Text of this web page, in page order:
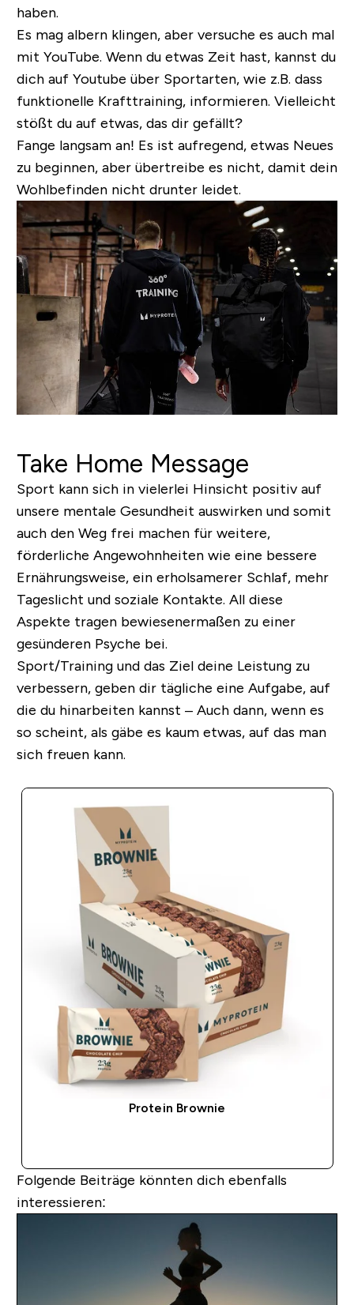
haben.
Es mag albern klingen, aber versuche es auch mal
mit YouTube. Wenn du etwas Zeit hast, kannst du
dich auf Youtube über Sportarten, wie z.B. dass
funktionelle Krafttraining, informieren. Vielleicht
stößt du auf etwas, das dir gefällt?
Fange langsam an! Es ist aufregend, etwas Neues
zu beginnen, aber übertreibe es nicht, damit dein
Wohlbefinden nicht drunter leidet.
Take Home Message
Sport kann sich in vielerlei Hinsicht positiv auf
unsere mentale Gesundheit auswirken und somit
auch den Weg frei machen für weitere,
förderliche Angewohnheiten wie eine bessere
Ernährungsweise, ein erholsamerer Schlaf, mehr
Tageslicht und soziale Kontakte. All diese
Aspekte tragen bewiesenermaßen zu einer
gesünderen Psyche bei.
Sport/Training und das Ziel deine Leistung zu
verbessern, geben dir tägliche eine Aufgabe, auf
die du hinarbeiten kannst – Auch dann, wenn es
so scheint, als gäbe es kaum etwas, auf das man
sich freuen kann.
Protein Brownie
Folgende Beiträge könnten dich ebenfalls
interessieren: